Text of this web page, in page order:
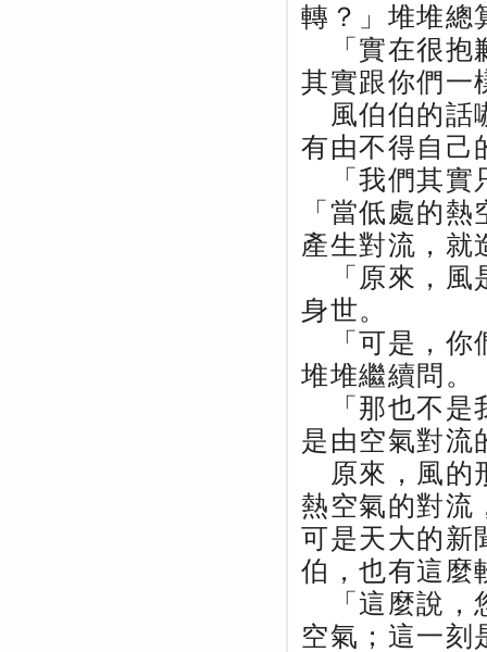
轉？」堆堆總
「實在很抱
其實跟你們一
風伯伯的話
有由不得自己
「我們其實
「當低處的
產生對流，就
「原來，風
身世。
「可是，你
堆堆繼續問。
「那也不是
是由空氣對流
原來，風的
熱空氣的對流
可是天大的新
伯，也有這麼
「這麼說，
空氣；這一刻